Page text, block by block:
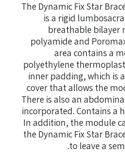
The Dynamic Fix Star
is a rigid
breathable bilayer
polyamide and
area contains a
polyethylene
inner padding, which is
cover that allows the
There is also an
incorporated. Contains a
In addition, the module
the Dynamic Fix Star
to leave a